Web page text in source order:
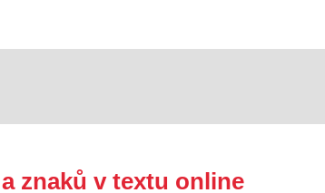
znaků v textu online